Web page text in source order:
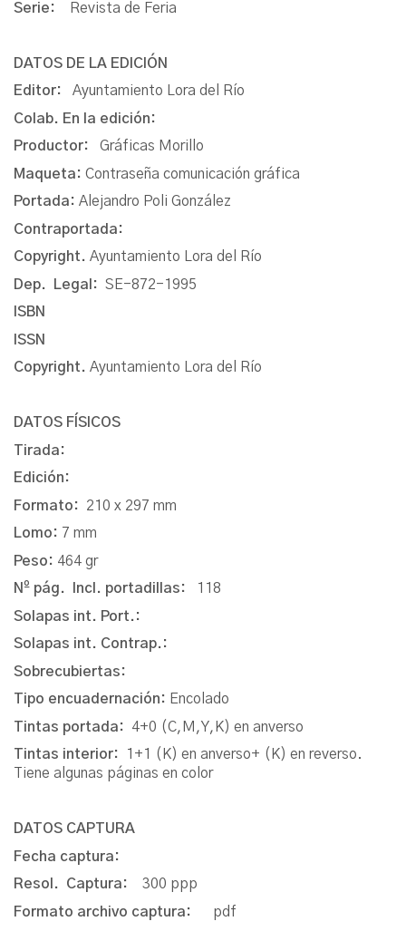
Serie: Revista de Feria
DATOS DE LA EDICIÓN
Editor: Ayuntamiento Lora del Río
Colab. En la edición:
Productor: Gráficas Morillo
Maqueta: Contraseña comunicación gráfica
Portada: Alejandro Poli González
Contraportada:
Copyright. Ayuntamiento Lora del Río
Dep. Legal: SE-872-1995
ISBN
ISSN
Copyright. Ayuntamiento Lora del Río
DATOS FÍSICOS
Tirada:
Edición:
Formato: 210 x 297 mm
Lomo: 7 mm
Peso: 464 gr
Nº pág. Incl. portadillas:
118
Solapas int. Port.:
Solapas int. Contrap.:
Sobrecubiertas:
Tipo encuadernación: Encolado
Tintas portada: 4+0 (C,M,Y,K) en anverso
Tintas interior:
1+1 (K) en anverso+ (K) en reverso.
Tiene algunas páginas en color
DATOS CAPTURA
Fecha captura:
Resol. Captura: 300 ppp
Formato archivo captura: pdf